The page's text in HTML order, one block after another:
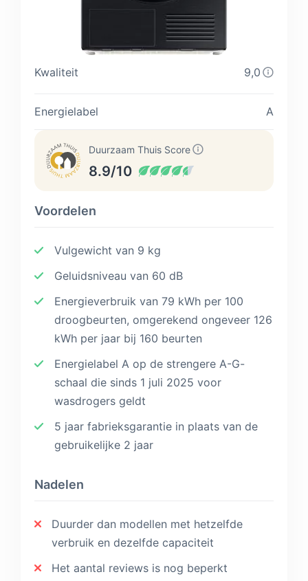
Kwaliteit 9,0
Energielabel A
Duurzaam Thuis Score
8.9/10
Voordelen
Vulgewicht van 9 kg
Geluidsniveau van 60 dB
Energieverbruik van 79 kWh per 100
droogbeurten, omgerekend ongeveer 126
kWh per jaar bij 160 beurten
Energielabel A op de strengere A-G-
schaal die sinds 1 juli 2025 voor
wasdrogers geldt
5 jaar fabrieksgarantie in plaats van de
gebruikelijke 2 jaar
Nadelen
Duurder dan modellen met hetzelfde
verbruik en dezelfde capaciteit
Het aantal reviews is nog beperkt